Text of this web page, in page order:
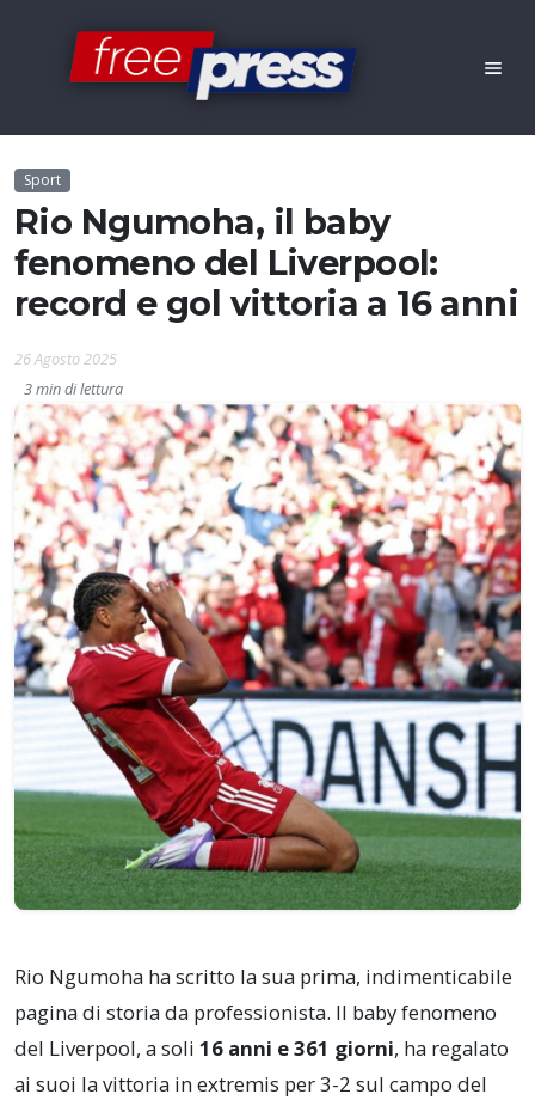
Sport
Rio Ngumoha, il baby
fenomeno del Liverpool:
record e gol vittoria a 16 anni
26 Agosto 2025
3 min di lettura
Rio Ngumoha ha scritto la sua prima, indimenticabile
pagina di storia da professionista. Il baby fenomeno
del Liverpool, a soli 16 anni e 361 giorni, ha regalato
ai suoi la vittoria in extremis per 3-2 sul campo del